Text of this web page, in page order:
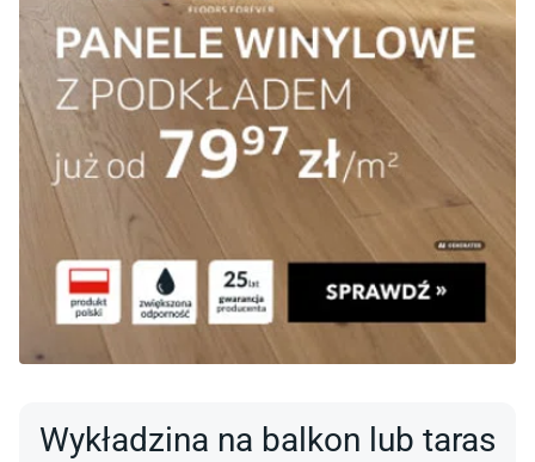
Wykładzina na balkon lub taras